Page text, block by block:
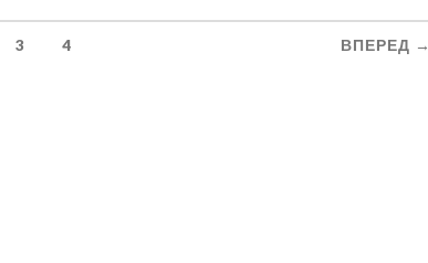
3 4 ВПЕРЕД →